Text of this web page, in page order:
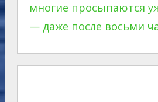
многие просыпаются
— даже после восьми